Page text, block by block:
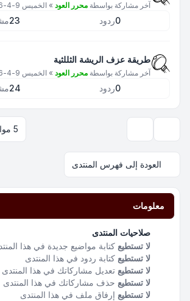
آخر مشاركة بواسطة محرر العود » الخميس 9-4-2026 10:47 pm
0ردود 23
طريقة عزف الريشة الثللثية
آخر مشاركة بواسطة محرر العود » الخميس 9-4-2026 10:47 pm
0ردود 24
5 مواضيع • صفحة
العودة إلى فهرس المنتدى
معلومات
صلاحيات المنتدى
لا تستطيع كتابة مواضيع جديدة في هذا
لا تستطيع كتابة ردود في هذا المنتدى
لا تستطيع تعديل مشاركاتك في هذا المنتدى
لا تستطيع حذف مشاركاتك في هذا المنتدى
لا تستطيع إرفاق ملف في هذا المنتدى